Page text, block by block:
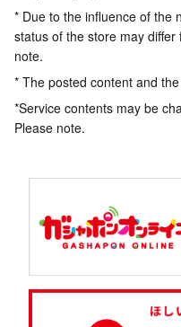
* Due to the influence of the
status of the store may
note.
* The posted content and
*Service contents may be
Please note.